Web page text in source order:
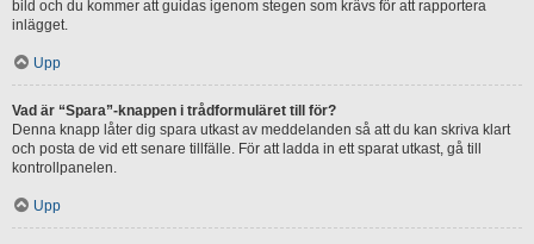
bild och du kommer att guidas igenom stegen som krävs för att rapportera
inlägget.
Upp
Vad är “Spara”-knappen i trådformuläret till för?
Denna knapp låter dig spara utkast av meddelanden så att du kan skriva klart
och posta de vid ett senare tillfälle. För att ladda in ett sparat utkast, gå till
kontrollpanelen.
Upp